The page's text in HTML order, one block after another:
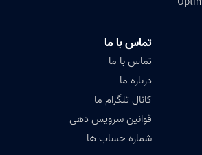
تماس با ما
تماس با ما
درباره ما
کانال تلگرام ما
قوانین سرویس دهی
شماره حساب ها